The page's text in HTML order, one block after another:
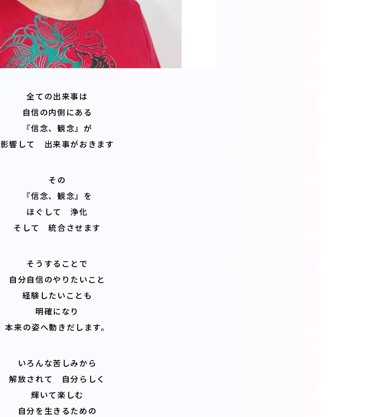
全ての出来事は
自信の内側にある
『信念、観念』が
影響して 出来事がおきます
その
『信念、観念』を
ほぐして 浄化
そして 統合させます
そうすることで
自分自信のやりたいこと
経験したいことも
明確になり
本来の姿へ動きだします。
いろんな苦しみから
解放されて 自分らしく
輝いて楽しむ
自分を生きるための